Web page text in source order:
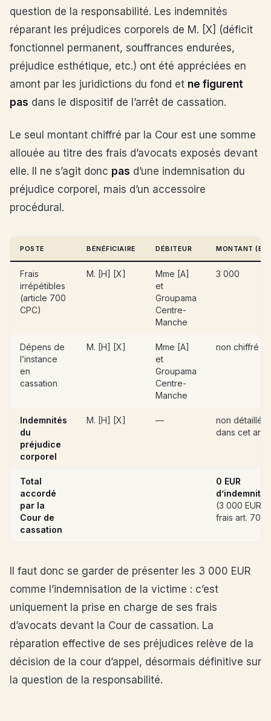
question de la responsabilité. Les indemnités
réparant les préjudices corporels de M. [X] (déficit
fonctionnel permanent, souffrances endurées,
préjudice esthétique, etc.) ont été appréciées en
amont par les juridictions du fond et ne figurent
pas dans le dispositif de l’arrêt de cassation.
Le seul montant chiffré par la Cour est une somme
allouée au titre des frais d’avocats exposés devant
elle. Il ne s’agit donc pas d’une indemnisation du
préjudice corporel, mais d’un accessoire
procédural.
POSTE BÉNÉFICIAIRE DÉBITEUR MONTANT
Frais
irrépétibles
(article 700
CPC)
M. [H] [X]
Mme [A]
et
Groupama
Centre-
Manche
3 000
Dépens de
l’instance
en
cassation
M. [H] [X]
Mme [A]
et
Groupama
Centre-
Manche
non chiffré
Indemnités
du
préjudice
corporel
M. [H] [X] —
non détaillé
dans cet arrêt
Total
accordé
par la
Cour de
cassation
0 EUR
d’indemnité
(3 000 EUR
frais art. 700)
Il faut donc se garder de présenter les 3 000 EUR
comme l’indemnisation de la victime : c’est
uniquement la prise en charge de ses frais
d’avocats devant la Cour de cassation. La
réparation effective de ses préjudices relève de la
décision de la cour d’appel, désormais définitive sur
la question de la responsabilité.